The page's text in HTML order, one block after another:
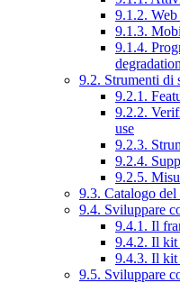
9.1.2. Web
9.1.3.
9.1.4.
degradation
9.2. Strumenti di
9.2.1.
9.2.2.
use
9.2.3.
9.2.4.
9.2.5.
9.3. Catalogo del
9.4. Sviluppare
9.4.1. Il
9.4.2. Il kit
9.4.3. Il
9.5. Sviluppare